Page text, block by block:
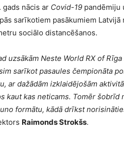
nācis ar Covid-19 pandēmiju
sarīkotiem pasākumiem
sociālo distancēšanos.
uzsākām Neste World RX of
sarīkot pasaules čempionāta
ar dažādām izklaidējošām
kaut kas neticams. Tomēr šobrīd
formātu, kādā drīkst
Raimonds Strokšs.